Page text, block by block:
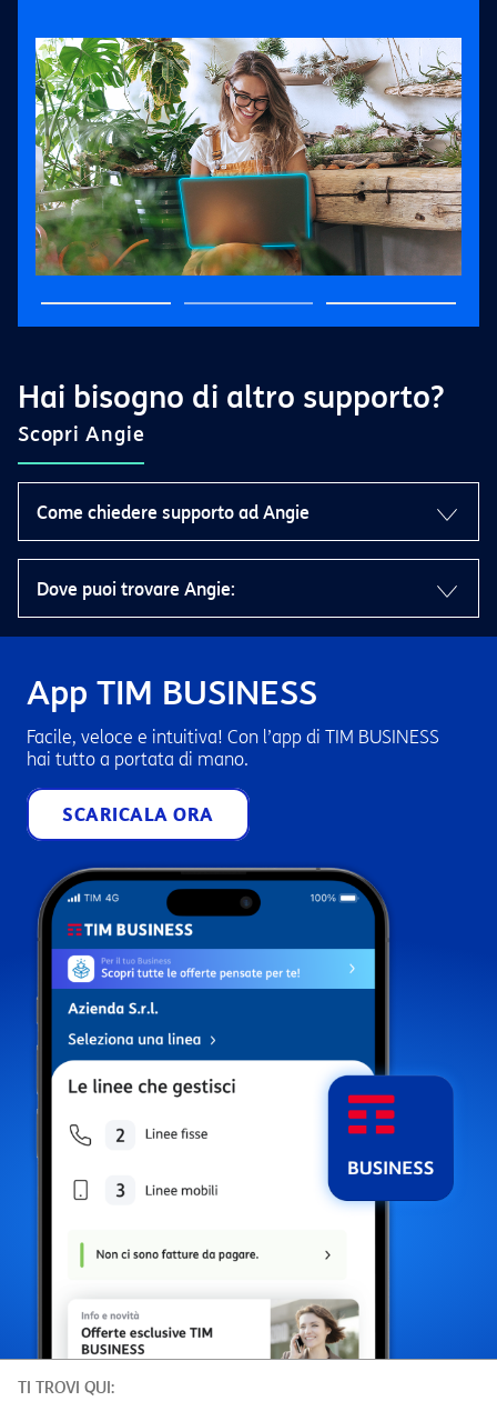
Hai bisogno di altro supporto?
Scopri Angie
Come chiedere supporto ad Angie
Usa frasi semplici e di senso compiuto, evita abbreviazioni. Nel
caso Angie non comprenda subito prova a riformulare la tua
richiesta con altri termini.
Tieni a portata username e password di TIM Business: Angie
Dove puoi trovare Angie:
App TIM BUSINESS
Facile, veloce e intuitiva! Con l’app di TIM BUSINESS
hai tutto a portata di mano.
SCARICALA ORA
TI TROVI QUI: